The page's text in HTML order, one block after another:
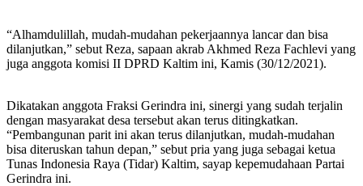
“Alhamdulillah, mudah-mudahan pekerjaannya lancar dan bisa
dilanjutkan,” sebut Reza, sapaan akrab Akhmed Reza Fachlevi yang
juga anggota komisi II DPRD Kaltim ini, Kamis (30/12/2021).
Dikatakan anggota Fraksi Gerindra ini, sinergi yang sudah terjalin
dengan masyarakat desa tersebut akan terus ditingkatkan.
“Pembangunan parit ini akan terus dilanjutkan, mudah-mudahan
bisa diteruskan tahun depan,” sebut pria yang juga sebagai ketua
Tunas Indonesia Raya (Tidar) Kaltim, sayap kepemudahaan Partai
Gerindra ini.